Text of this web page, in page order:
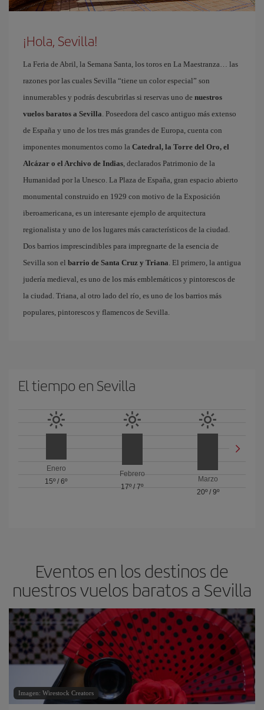
¡Hola, Sevilla!
La Feria de Abril, la Semana Santa, los toros en La Maestranza… las
razones por las cuales Sevilla “tiene un color especial” son
innumerables y podrás descubrirlas si reservas uno de nuestros
vuelos baratos a Sevilla. Poseedora del casco antiguo más extenso
de España y uno de los tres más grandes de Europa, cuenta con
imponentes monumentos como la Catedral, la Torre del Oro, el
Alcázar o el Archivo de Indias, declarados Patrimonio de la
Humanidad por la Unesco. La Plaza de España, gran espacio abierto
monumental construido en 1929 con motivo de la Exposición
iberoamericana, es un interesante ejemplo de arquitectura
regionalista y uno de los lugares más característicos de la ciudad.
Dos barrios imprescindibles para impregnarte de la esencia de
Sevilla son el barrio de Santa Cruz y Triana. El primero, la antigua
judería medieval, es uno de los más emblemáticos y pintorescos de
la ciudad. Triana, al otro lado del río, es uno de los barrios más
populares, pintorescos y flamencos de Sevilla.
El tiempo en Sevilla
Enero
15º /6º
Febrero
17º / 7º
Marzo
20º/ 9º
Eventos en los destinos de
nuestros vuelos baratos a Sevilla
Imagen: Wirestock Creators